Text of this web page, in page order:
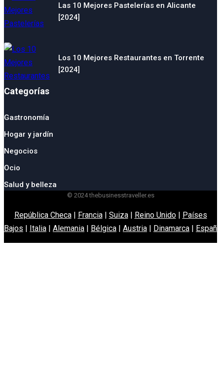
Las 10 Mejores Pastelerías en Alicante
[2024]
Los 10 Mejores Restaurantes en Torrente
[2024]
Categorías
Gastronomía
Hogar y jardín
Negocios
Ocio
Salud y belleza
© 2024 thebusinesstraveller.es
República Checa| Francia| Suiza| Reino Unido| Países
Bajos | Italia | Alemania | Bélgica | Austria | Dinamarca | España